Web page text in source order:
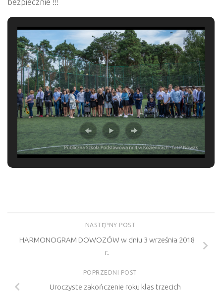
NASTĘPNY POST
HARMONOGRAM DOWOZÓW w dniu 3 września 2018
r.
POPRZEDNI POST
Uroczyste zakończenie roku klas trzecich